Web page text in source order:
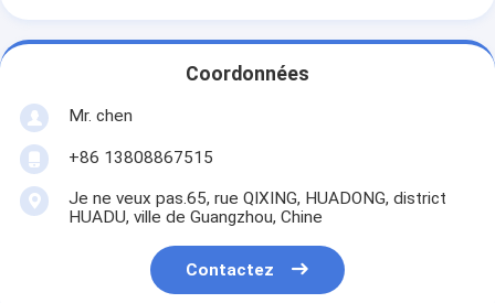
Coordonnées
Mr. chen
+86 13808867515
Je ne veux pas.65, rue QIXING, HUADONG, district
HUADU, ville de Guangzhou, Chine
Contactez